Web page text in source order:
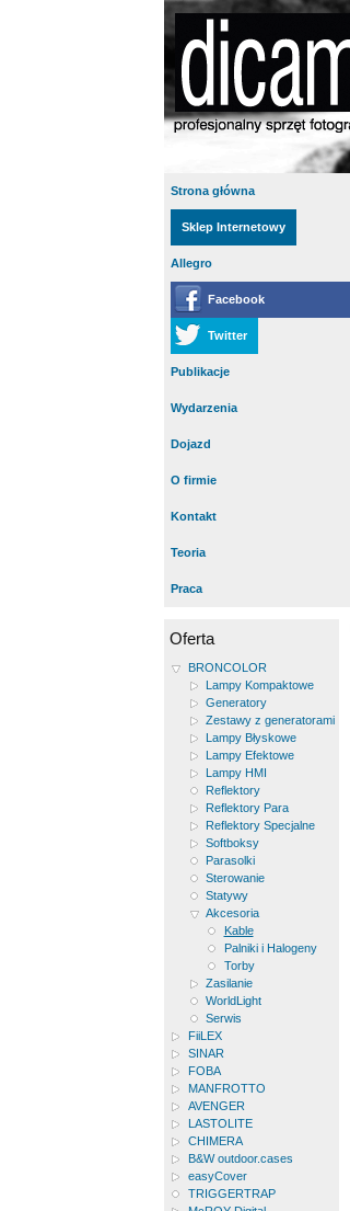
Strona główna
Sklep Internetowy
Allegro
Facebook
Twitter
Publikacje
Wydarzenia
Dojazd
O firmie
Kontakt
Teoria
Praca
Oferta
BRONCOLOR
Lampy Kompaktowe
Generatory
Zestawy z generatorami
Lampy Błyskowe
Lampy Efektowe
Lampy HMI
Reflektory
Reflektory Para
Reflektory Specjalne
Softboksy
Parasolki
Sterowanie
Statywy
Akcesoria
Kable
Palniki i Halogeny
Torby
Zasilanie
WorldLight
Serwis
FiiLEX
SINAR
FOBA
MANFROTTO
AVENGER
LASTOLITE
CHIMERA
B&W outdoor.cases
easyCover
TRIGGERTRAP